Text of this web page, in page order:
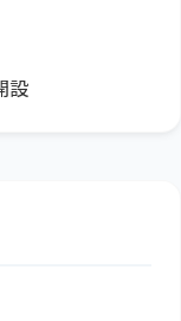
設